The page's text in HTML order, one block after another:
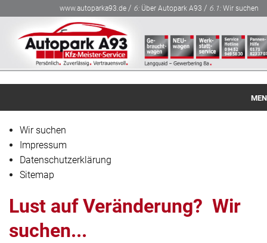
www.autoparka93.de / 6: Über Autopark A93 / 6.1: Wir suchen
Startseite
Gebraucht-Fahrzeuge
NEU-Fahrzeuge
Finanzierung / Leasing
Werkstatt-Service
Wir suchen
Impressum
Datenschutzerklärung
Sitemap
Lust auf Veränderung? Wir
suchen...